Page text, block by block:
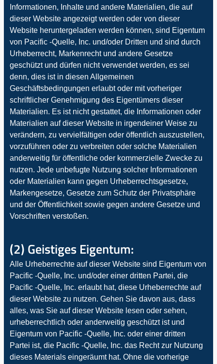
Informationen, Inhalte und andere Materialien, die auf
dieser Website angezeigt werden oder von dieser
Website heruntergeladen werden können, sind Eigentum
von Pacific -Quelle, Inc. und/oder Dritten und sind durch
Urheberrecht, Markenrecht und andere Gesetze
geschützt und dürfen nicht verwendet werden, es sei
denn, dies ist in diesen Allgemeinen
Geschäftsbedingungen erlaubt oder mit vorheriger
schriftlicher Genehmigung des Eigentümers dieser
Materialien. Es ist nicht gestattet, die Informationen oder
Materialien auf dieser Website in irgendeiner Weise zu
verändern, zu vervielfältigen oder öffentlich auszustellen,
vorzuführen oder zu verbreiten oder solche Materialien
anderweitig für öffentliche oder kommerzielle Zwecke zu
nutzen. Jede unbefugte Nutzung solcher Informationen
oder Materialien kann gegen Urheberrechtsgesetze,
Markengesetze, Gesetze zum Schutz der Privatsphäre
und der Öffentlichkeit sowie gegen andere Gesetze und
Vorschriften verstoßen.
(2) Geistiges Eigentum:
Alle Urheberrechte auf dieser Website sind Eigentum von
Pacific -Quelle, Inc. und/oder einer dritten Partei, die
Pacific -Quelle, Inc. erlaubt hat, diese Urheberrechte auf
dieser Website zu nutzen. Gehen Sie davon aus, dass
alles, was Sie auf dieser Website lesen oder sehen,
urheberrechtlich oder anderweitig geschützt ist und
Eigentum von Pacific -Quelle, Inc. oder einer dritten
Partei ist, die Pacific -Quelle, Inc. das Recht zur Nutzung
dieses Materials eingeräumt hat. Ohne die vorherige